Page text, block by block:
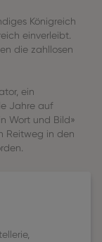
Königreich
einverleibt.
die zahllosen
ein
Jahre auf
Wort und Bild»
Reitweg in den